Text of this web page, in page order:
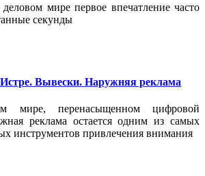
мире первое впечатление часто
секунды
Вывески. Наружняя реклама
мире, перенасыщенном цифровой
реклама остается одним из самых
инструментов привлечения внимания